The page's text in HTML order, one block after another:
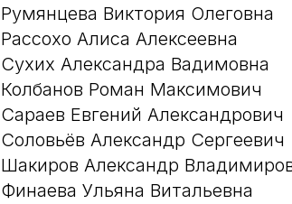
Румянцева Виктория Олеговна
Рассохо Алиса Алексеевна
Сухих Александра Вадимовна
Колбанов Роман Максимович
Сараев Евгений Александрович
Соловьёв Александр Сергеевич
Шакиров Александр
Финаева Ульяна Витальевна